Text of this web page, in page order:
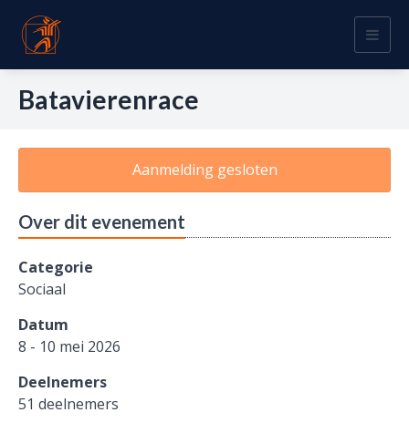
Batavierenrace
Aanmelding gesloten
Over dit evenement
Categorie
Sociaal
Datum
8 - 10 mei 2026
Deelnemers
51 deelnemers